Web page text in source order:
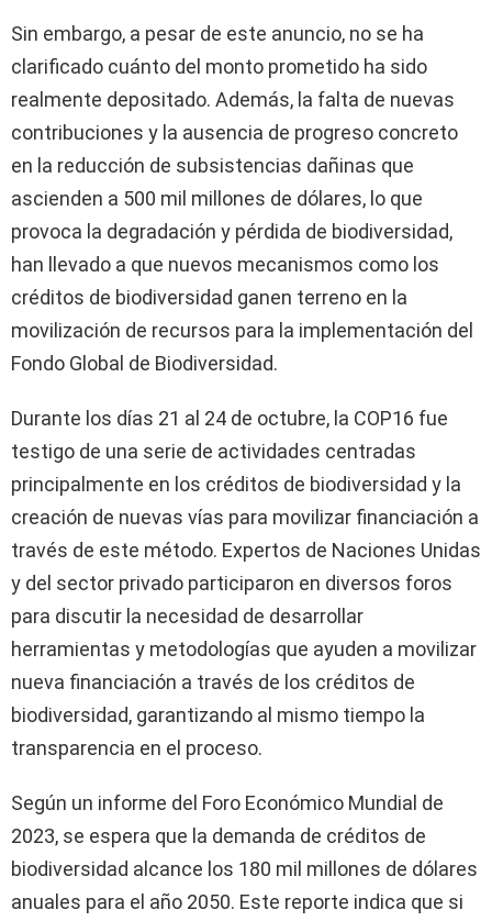
Sin embargo, a pesar de este anuncio, no se ha
clarificado cuánto del monto prometido ha sido
realmente depositado. Además, la falta de nuevas
contribuciones y la ausencia de progreso concreto
en la reducción de subsistencias dañinas que
ascienden a 500 mil millones de dólares, lo que
provoca la degradación y pérdida de biodiversidad,
han llevado a que nuevos mecanismos como los
créditos de biodiversidad ganen terreno en la
movilización de recursos para la implementación del
Fondo Global de Biodiversidad.
Durante los días 21 al 24 de octubre, la COP16 fue
testigo de una serie de actividades centradas
principalmente en los créditos de biodiversidad y la
creación de nuevas vías para movilizar financiación a
través de este método. Expertos de Naciones Unidas
y del sector privado participaron en diversos foros
para discutir la necesidad de desarrollar
herramientas y metodologías que ayuden a movilizar
nueva financiación a través de los créditos de
biodiversidad, garantizando al mismo tiempo la
transparencia en el proceso.
Según un informe del Foro Económico Mundial de
2023, se espera que la demanda de créditos de
biodiversidad alcance los 180 mil millones de dólares
anuales para el año 2050. Este reporte indica que si